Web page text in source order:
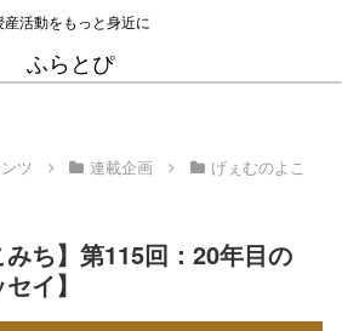
産活動をもっと身近に
ふらとぴ
ツ 連載企画
げぇむのよこ
みち】第115回：20年目の
イ】